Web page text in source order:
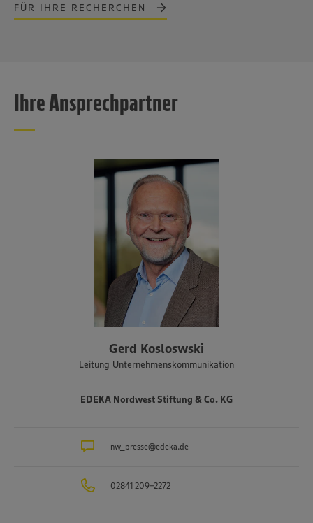
FÜR IHRE RECHERCHEN
Ihre Ansprechpartner
Gerd Kosloswski
Leitung Unternehmenskommunikation
EDEKA Nordwest Stiftung & Co. KG
nw_presse@edeka.de
02841 209-2272